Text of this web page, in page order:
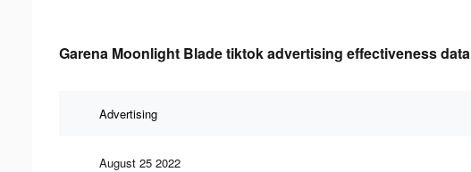
Garena Moonlight Blade tiktok advertising effectiveness data
Advertising
August 25 2022